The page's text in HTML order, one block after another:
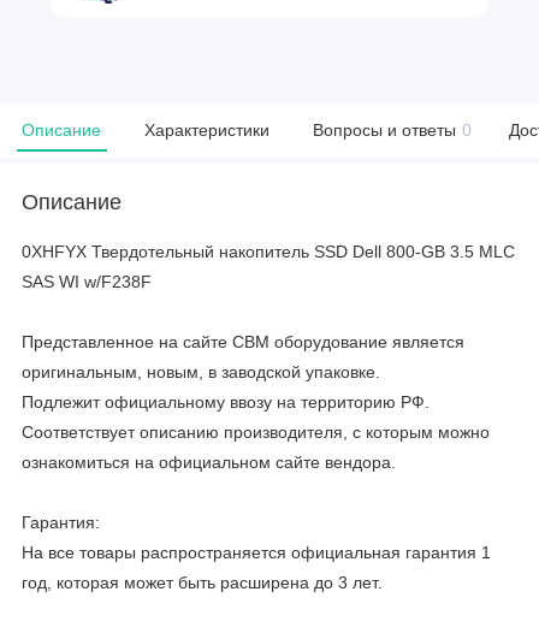
Описание Характеристики Вопросы и ответы 0
Описание
0XHFYX Твердотельный накопитель SSD Dell 800-GB 3.5 MLC
SAS WI w/F238F
Представленное на сайте CBM оборудование является
оригинальным, новым, в заводской упаковке.
Подлежит официальному ввозу на территорию РФ.
Соответствует описанию производителя, с которым можно
ознакомиться на официальном сайте вендора.
Гарантия:
На все товары распространяется официальная гарантия 1
год, которая может быть расширена до 3 лет.